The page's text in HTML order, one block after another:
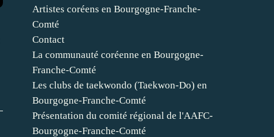
Artistes coréens en Bourgogne-Franche-
Comté
Contact
La communauté coréenne en Bourgogne-
Franche-Comté
Les clubs de taekwondo (Taekwon-Do) en
Bourgogne-Franche-Comté
Présentation du comité régional de l'AAFC-
Bourgogne-Franche-Comté